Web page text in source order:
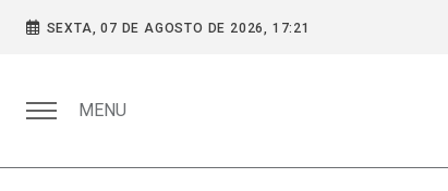
SEXTA, 07 DE AGOSTO DE 2026, 17:21
MENU